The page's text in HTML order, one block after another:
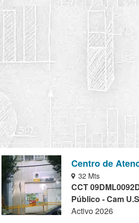
Centro de
32 Mts
CCT
Público - Cam
Activo 2026